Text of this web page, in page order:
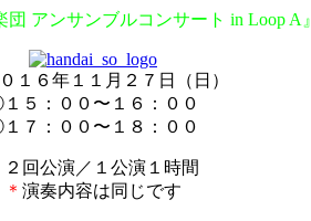
団 アンサンブルコンサート in Loop A』
１６年１１月２７日（日）
５：００〜１６：００
７：００〜１８：００
２回公演／１公演１時間
＊ 演奏内容は同じです